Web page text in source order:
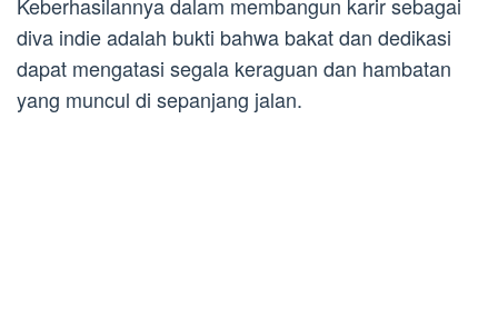
Keberhasilannya dalam membangun karir sebagai
diva indie adalah bukti bahwa bakat dan dedikasi
dapat mengatasi segala keraguan dan hambatan
yang muncul di sepanjang jalan.